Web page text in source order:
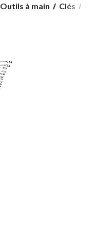
Outils à main Clés